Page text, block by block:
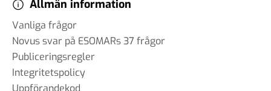
Allmän information
Vanliga frågor
Novus svar på ESOMARs 37 frågor
Publiceringsregler
Integritetspolicy
Uppförandekod